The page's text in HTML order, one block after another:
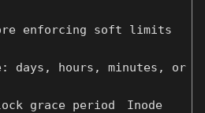
enforcing soft limits
days, hours, minutes, or
grace period Inode